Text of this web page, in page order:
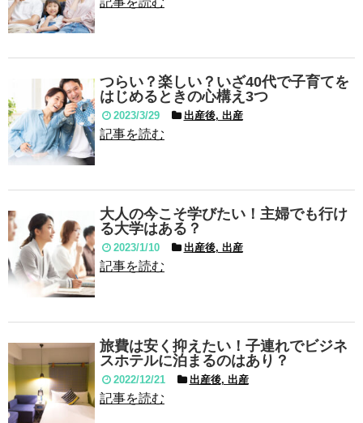
つらい？楽しい？いざ40代で子育てを
はじめるときの心構え3つ
2023/3/29 出産後, 出産
記事を読む
大人の今こそ学びたい！主婦でも行け
る大学はある？
2023/1/10 出産後, 出産
記事を読む
旅費は安く抑えたい！子連れでビジネ
スホテルに泊まるのはあり？
2022/12/21 出産後, 出産
記事を読む